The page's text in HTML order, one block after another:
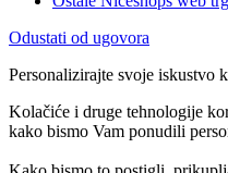
Odustati od ugovora
Personalizirajte svoje iskustvo
Kolačiće i druge tehnologije
kako bismo Vam ponudili